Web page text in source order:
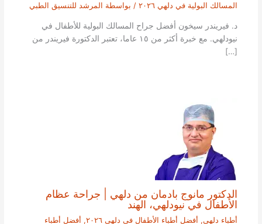
المسالك البولية في دلهي ٢٠٢٦
/ بواسطة المرشد للتنسيق الطبي
د. فيريندر سيخون أفضل جراح المسالك البولية للأطفال في
نيودلهي. مع خبرة أكثر من ١٥ عاما، تعتبر الدكتورة فيريندر من
[…]
الدكتور مانوج بادمان من دلهي | جراحة عظام
الأطفال في نيودلهي، الهند
أطباء دلهي, أفضل أطباء الأطفال في دلهي ٢٠٢٦ , أفضل أطباء